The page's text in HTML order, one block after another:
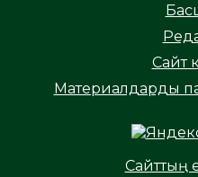
Сайт
Материалдарды
Сайттың